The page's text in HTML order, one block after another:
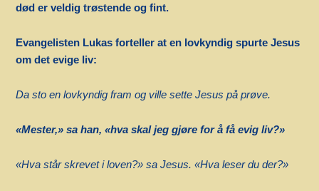
død er veldig trøstende og fint.
Evangelisten Lukas forteller at en lovkyndig spurte Jesus
om det evige liv:
Da sto en lovkyndig fram og ville sette Jesus på prøve.
«Mester,» sa han, «hva skal jeg gjøre for å få evig liv?»
«Hva står skrevet i loven?» sa Jesus. «Hva leser du der?»